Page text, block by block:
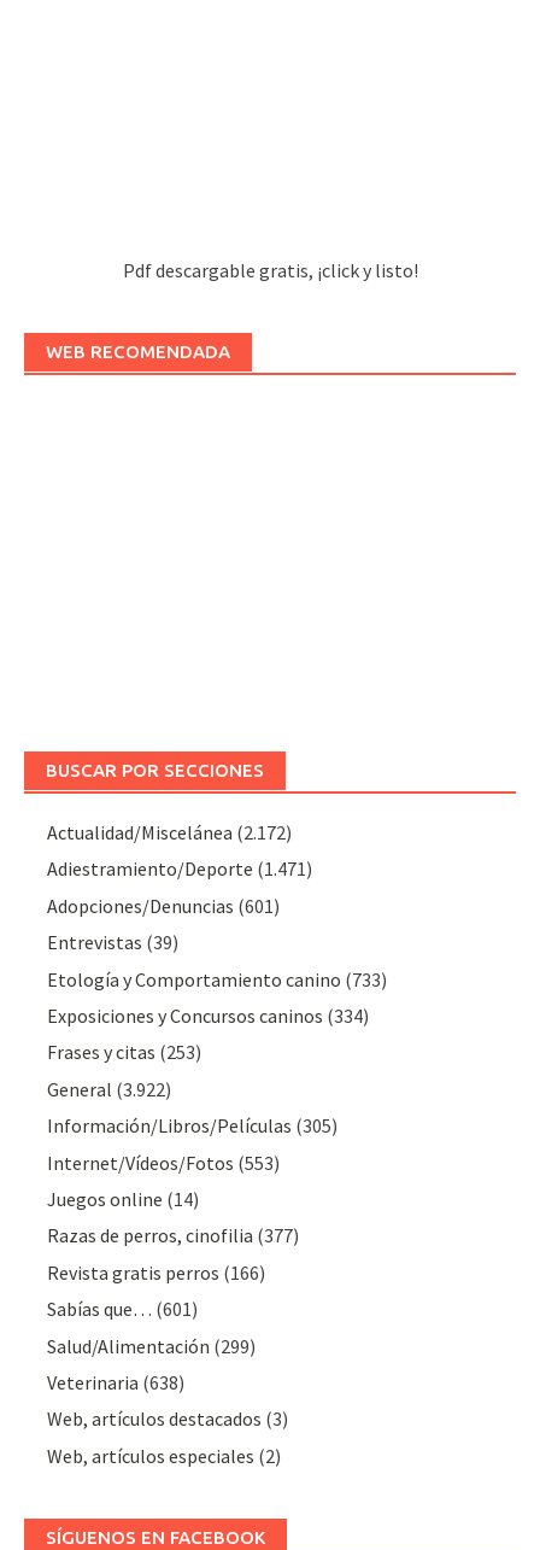
Pdf descargable gratis, ¡click y listo!
WEB RECOMENDADA
BUSCAR POR SECCIONES
Actualidad/Miscelánea (2.172)
Adiestramiento/Deporte (1.471)
Adopciones/Denuncias (601)
Entrevistas (39)
Etología y Comportamiento canino (733)
Exposiciones y Concursos caninos (334)
Frases y citas (253)
General (3.922)
Información/Libros/Películas (305)
Internet/Vídeos/Fotos (553)
Juegos online (14)
Razas de perros, cinofilia (377)
Revista gratis perros (166)
Sabías que… (601)
Salud/Alimentación (299)
Veterinaria (638)
Web, artículos destacados (3)
Web, artículos especiales (2)
SÍGUENOS EN FACEBOOK